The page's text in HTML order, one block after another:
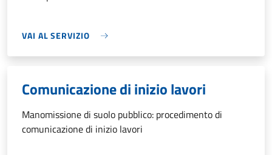
VAI AL SERVIZIO
Comunicazione di inizio lavori
Manomissione di suolo pubblico: procedimento di
comunicazione di inizio lavori